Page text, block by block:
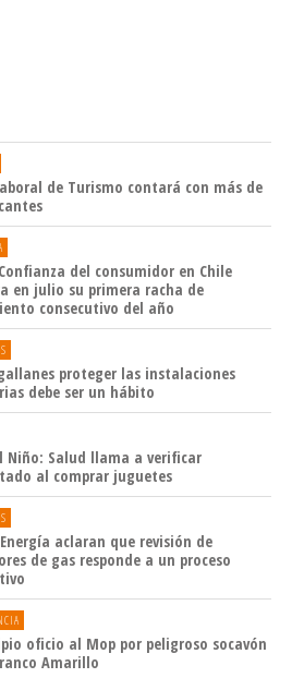
de Turismo contará con más de
del consumidor en Chile
en julio su primera racha de
consecutivo del año
proteger las instalaciones
debe ser un hábito
Niño: Salud llama a verificar
al comprar juguetes
aclaran que revisión de
de gas responde a un proceso
oficio al Mop por peligroso socavón
Amarillo